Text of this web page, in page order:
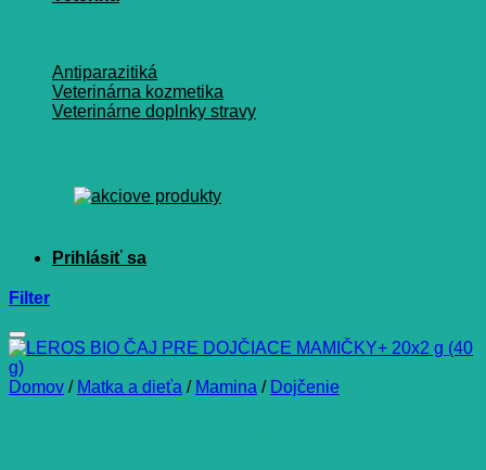
Antiparazitiká
Veterinárna kozmetika
Veterinárne doplnky stravy
Filter
Domov / Matka a dieťa / Mamina / Dojčenie